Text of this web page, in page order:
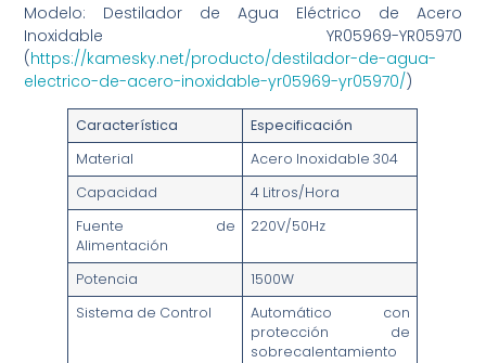
Modelo: Destilador de Agua Eléctrico de Acero
Inoxidable YR05969-YR05970
(https://kamesky.net/producto/destilador-de-agua-
electrico-de-acero-inoxidable-yr05969-yr05970/)
Característica
Especificación
Material
Acero Inoxidable 304
Capacidad
4 Litros/Hora
Fuente de
Alimentación
220V/50Hz
Potencia
1500W
Sistema de Control
Automático con
protección de
sobrecalentamiento